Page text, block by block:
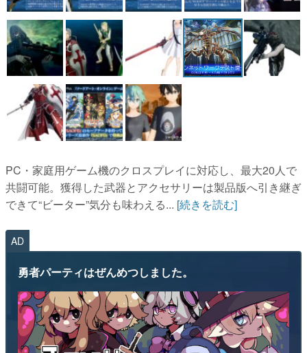
PC・家庭用ゲーム機のクロスプレイに対応し、最大20人で
共闘可能。獲得した武器とアクセサリーは製品版へ引き継ぎ
できて“ビーター”気分も味わえる... [続きを読む]
AD
勇者パーティはぜんめつしました。